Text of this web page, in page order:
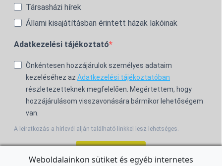
Társasházi hírek
Állami kisajátításban érintett házak lakóinak
Adatkezelési tájékoztató
Önkéntesen hozzájárulok személyes adataim
kezeléséhez az Adatkezelési tájékoztatóban
részletezetteknek megfelelően. Megértettem, hogy
hozzájárulásom visszavonására bármikor lehetőségem
van.
A leiratkozás a hírlevél alján található linkkel lesz lehetséges.
Weboldalainkon sütiket és egyéb internetes